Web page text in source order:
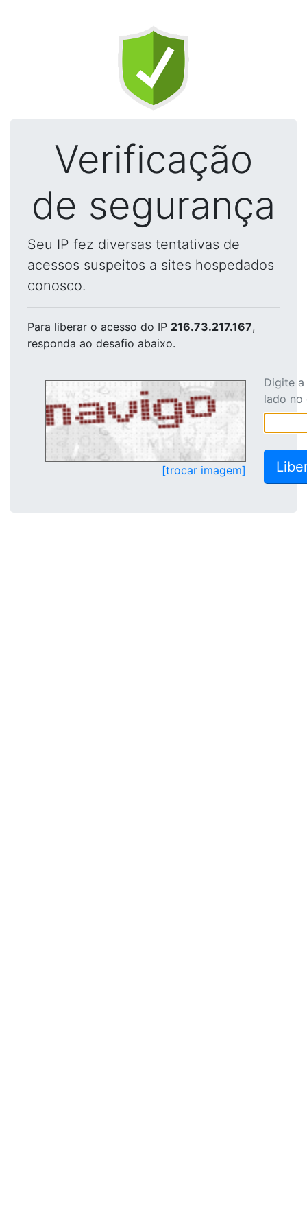
Verificação
de segurança
Seu IP fez diversas tentativas de
acessos suspeitos a sites hospedados
conosco.
Para liberar o acesso do IP 216.73.217.167,
responda ao desafio abaixo.
[trocar imagem]
Digite
lado no